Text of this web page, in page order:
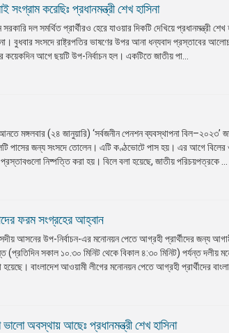
করেছিঃ প্রধানমন্ত্রী শেখ হাসিনা
দল সমর্থিত প্রার্থীরও হেরে যাওয়ার দিকটি দেখিয়ে প্রধানমন্ত্রী শেখ
বুধবার সংসদে রাষ্ট্রপতির ভাষণের উপর আনা ধন্যবাদ প্রস্তাবের
কয়েকদিন আগে ছয়টি উপ-নির্বাচন হল। একটিতে জাতীয় পা...
মঙ্গলবার (২৪ জানুয়ারি) ‘সর্বজনীন পেনশন ব্যবস্থাপনা বিল–২০২৩’
পাসের জন্য সংসদে তোলেন। এটি কণ্ঠভোটে পাস হয়। এর আগে
নিষ্পত্তি করা হয়। বিলে বলা হয়েছে, জাতীয় পরিচয়পত্রকে ...
ফরম সংগ্রহের আহ্বান
আসনের উপ-নির্বাচন-এর মনোনয়ন পেতে আগ্রহী প্রার্থীদের জন্য
(প্রতিদিন সকাল ১০.৩০ মিনিট থেকে বিকাল ৪:৩০ মিনিট) পর্যন্ত দলীয়
বাংলাদেশ আওয়ামী লীগের মনোনয়ন পেতে আগ্রহী প্রার্থীদের
অবস্থায় আছেঃ প্রধানমন্ত্রী শেখ হাসিনা